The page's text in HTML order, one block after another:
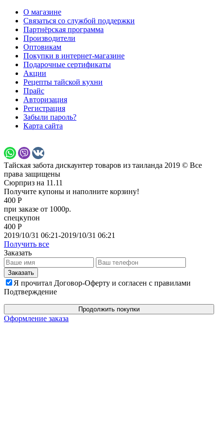
О магазине
Связаться со службой поддержки
Партнёрская программа
Производители
Оптовикам
Покупки в интернет-магазине
Подарочные сертификаты
Акции
Рецепты тайской кухни
Прайс
Авторизация
Регистрация
Забыли пароль?
Карта сайта
Тайская забота дискаунтер товаров из таиланда 2019 © Все
права защищены
Сюрприз на 11.11
Получите купоны и наполните корзину!
400 Р
при заказе от 1000р.
спецкупон
400 Р
2019/10/31 06:21-2019/10/31 06:21
Получить все
Заказать
Я прочитал Договор-Оферту и согласен с правилами
Подтверждение
Продолжить покупки
Оформление заказа